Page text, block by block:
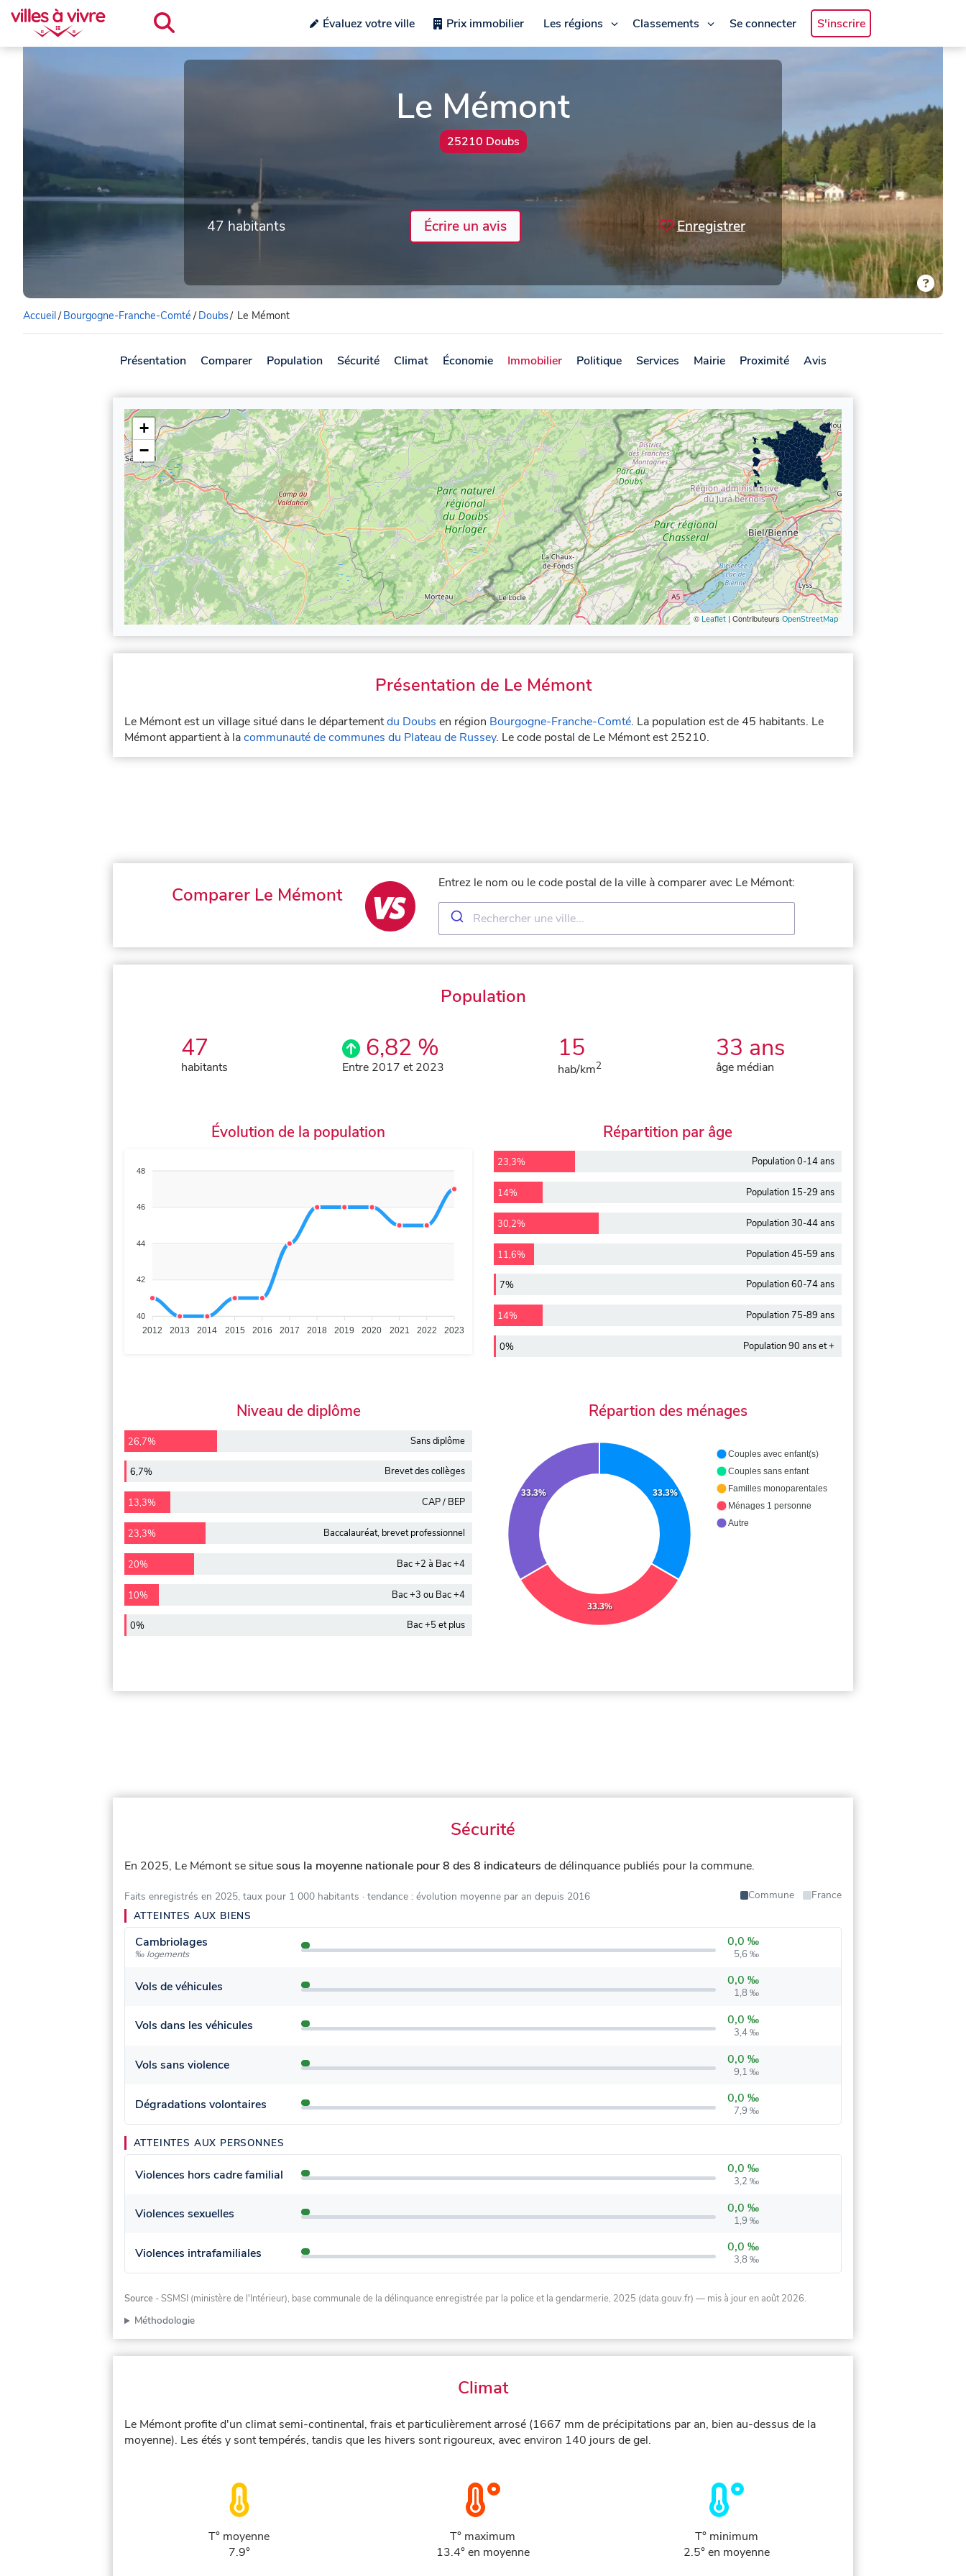
Évaluez votre ville Prix immobilier Les régions Classements Se connecter S'inscrire
Le Mémont
25210 Doubs
47 habitants Écrire un avis Enregistrer
Accueil/ Bourgogne-Franche-Comté/ Doubs/ Le Mémont
Présentation Comparer Population Sécurité Climat Économie Immobilier Politique Services Mairie Proximité Avis
+
−
© Leaflet | Contributeurs OpenStreetMap
Présentation de Le Mémont
Le Mémont est un village situé dans le départementdu Doubs en région Bourgogne-Franche-Comté. La population est de 45 habitants. Le
Mémont appartient à lacommunauté de communes du Plateau de Russey. Le code postal de Le Mémont est 25210.
Comparer Le Mémont
Entrez le nom ou le code postal de la ville à comparer avec Le Mémont:
Population
47
habitants
6,82 %
Entre 2017 et 2023
15
hab/km2
33 ans
âge médian
Évolution de la population
48
46
44
42
40
2012 2013 2014 2015 2016 2017 2018 2019 2020 2021 2022 2023
Répartition par âge
23,3% Population 0-14 ans
14% Population 15-29 ans
30,2% Population 30-44 ans
11,6% Population 45-59 ans
7% Population 60-74 ans
14% Population 75-89 ans
0% Population 90 ans et +
Niveau de diplôme
26,7% Sans diplôme
6,7% Brevet des collèges
13,3% CAP / BEP
23,3% Baccalauréat, brevet professionnel
20% Bac +2 à Bac +4
10% Bac +3 ou Bac +4
0% Bac +5 et plus
Répartion des ménages
33.3%
33.3%
33.3%
Couples avec enfant(s)
Couples sans enfant
Familles monoparentales
Ménages 1 personne
Autre
Sécurité
En 2025, Le Mémont se situesous la moyenne nationale pour 8 des 8 indicateurs de délinquance publiés pour la commune.
Faits enregistrés en 2025, taux pour 1 000 habitants · tendance : évolution moyenne par an depuis 2016 Commune
France
ATTEINTES AUX BIENS
Cambriolages
‰ logements
0,0 ‰
5,6 ‰
Vols de véhicules 0,0 ‰
1,8 ‰
Vols dans les véhicules 0,0 ‰
3,4 ‰
Vols sans violence 0,0 ‰
9,1 ‰
Dégradations volontaires 0,0 ‰
7,9 ‰
ATTEINTES AUX PERSONNES
Violences hors cadre familial 0,0 ‰
3,2 ‰
Violences sexuelles 0,0 ‰
1,9 ‰
Violences intrafamiliales 0,0 ‰
3,8 ‰
Source - SSMSI (ministère de l'Intérieur), base communale de la délinquance enregistrée par la police et la gendarmerie, 2025 (data.gouv.fr) — mis à jour en août 2026.
Méthodologie
Climat
Le Mémont profite d'un climat semi-continental, frais et particulièrement arrosé (1667 mm de précipitations par an, bien au-dessus de la
moyenne). Les étés y sont tempérés, tandis que les hivers sont rigoureux, avec environ 140 jours de gel.
T° moyenne
7.9°
T° maximum
13.4° en moyenne
T° minimum
2.5° en moyenne